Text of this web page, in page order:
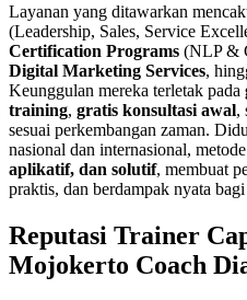
Layanan yang ditawarkan
(Leadership, Sales, Service
Certification Programs (NLP &
Digital Marketing Services,
Keunggulan mereka terletak pada
training, gratis konsultasi awal,
sesuai perkembangan zaman.
nasional dan internasional,
aplikatif, dan solutif, membuat
praktis, dan berdampak nyata
Reputasi Trainer
Mojokerto Coach